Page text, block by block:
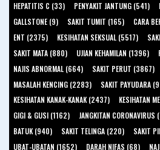
HEPATITIS C (33)
PENYAKIT JANTUNG (541)
GALLSTONE (9)
SAKIT TUMIT (165)
CARA
ENT (2375)
KESIHATAN SEKSUAL (5517)
SAKIT MATA (880)
UJIAN KEHAMILAN (1396)
NAJIS ABNORMAL (664)
SAKIT PERUT (3867)
MASALAH KENCING (2283)
SAKIT PAYUDARA
KESIHATAN KANAK-KANAK (2437)
KESIHATAN
GIGI & GUSI (1162)
JANGKITAN CORONAVIRUS
BATUK (940)
SAKIT TELINGA (220)
SAKIT
UBAT-UBATAN (1652)
DARAH NIFAS (68)